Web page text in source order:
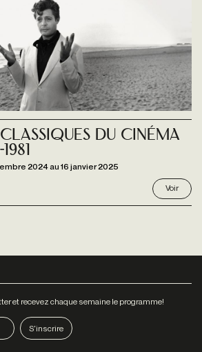
du cinéma
2024 au 16 janvier 2025
Voir
et recevez chaque semaine le programme!